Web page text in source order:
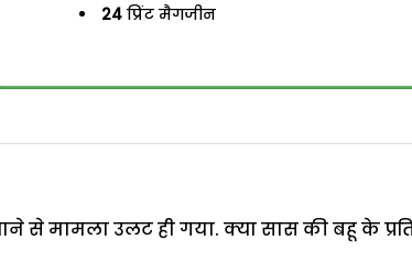
24 प्रिंट मैगजीन
मामला उलट ही गया. क्या सास की बहू के